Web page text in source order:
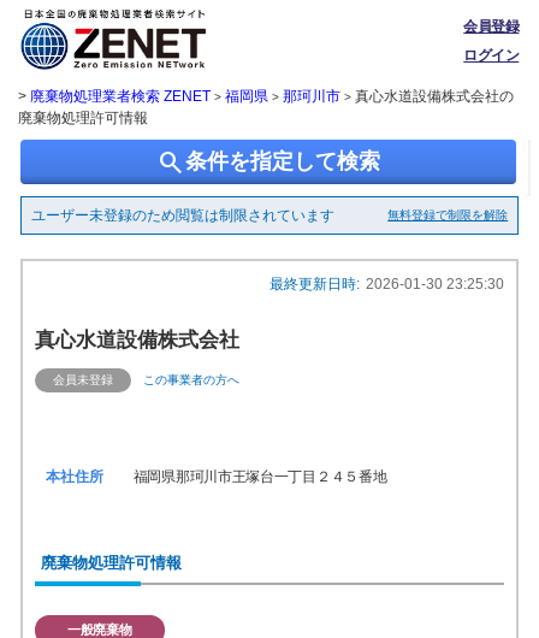
会員登録
ログイン
> 廃棄物処理業者検索 ZENET > 福岡県 > 那珂川市> 真心水道設備株式会社の
廃棄物処理許可情報
search条件を指定して検索
ユーザー未登録のため閲覧は制限されています 無料登録で制限を解除
最終更新日時: 2026-01-30 23:25:30
真心水道設備株式会社
会員未登録 この事業者の方へ
本社住所 福岡県那珂川市王塚台一丁目２４５番地
廃棄物処理許可情報
一般廃棄物